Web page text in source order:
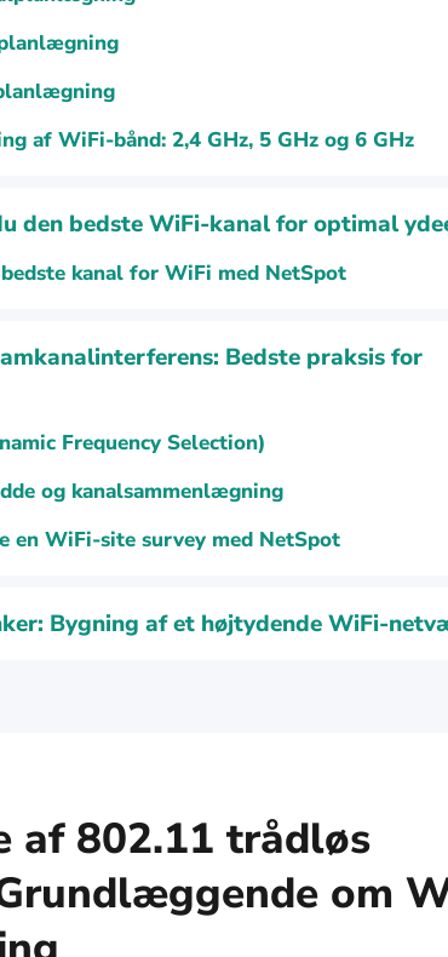
af WiFi-bånd: 2,4 GHz, 5 GHz og 6 GHz
den bedste WiFi-kanal for optimal
kanal for WiFi med NetSpot
Bedste praksis for
Frequency Selection)
og kanalsammenlægning
en WiFi-site survey med NetSpot
Bygning af et højtydende WiFi-
af 802.11 trådløs
om